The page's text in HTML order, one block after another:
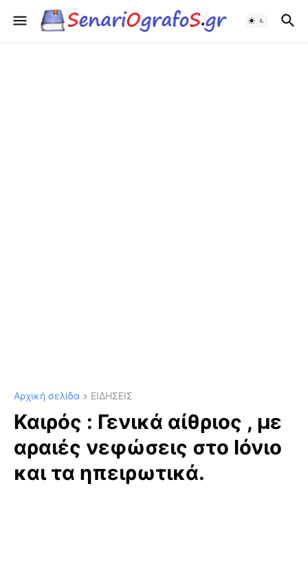
Αρχική σελίδα ΕΙΔΗΣΕΙΣ
Καιρός : Γενικά αίθριος , με
αραιές νεφώσεις στο Ιόνιο
και τα ηπειρωτικά.